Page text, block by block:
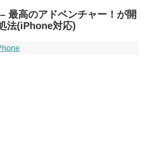
最高のアドベンチャー！が開
法(iPhone対応)